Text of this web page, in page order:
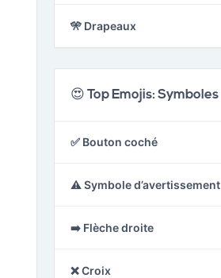
🎌 Drapeaux
😍 Top Emojis: Symboles
✅ Bouton coché
⚠️ Symbole d’avertissement
➡️ Flèche droite
❌ Croix